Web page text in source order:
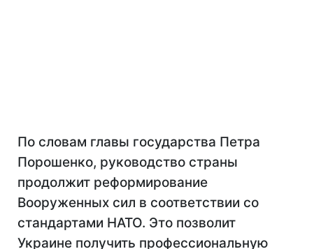
По словам главы государства Петра
Порошенко, руководство страны
продолжит реформирование
Вооруженных сил в соответствии со
стандартами НАТО. Это позволит
Украине получить профессиональную